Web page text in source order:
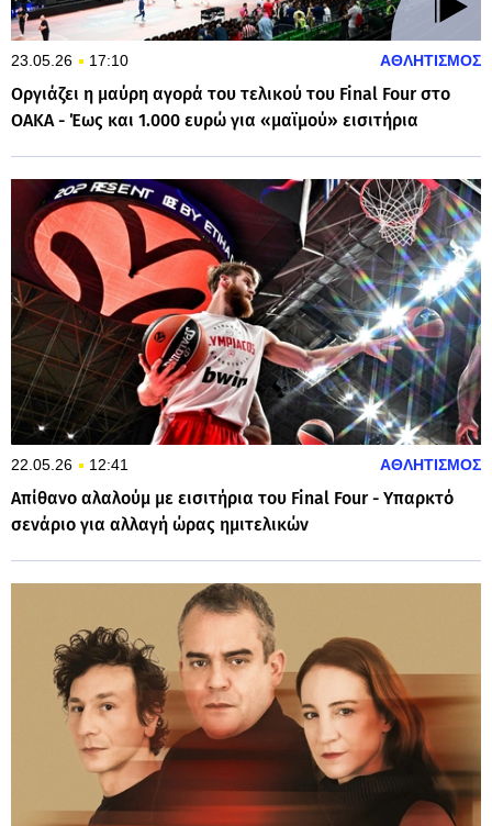
23.05.26 17:10 ΑΘΛΗΤΙΣΜΟΣ
Οργιάζει η μαύρη αγορά του τελικού του Final Four στο
ΟΑΚΑ - Έως και 1.000 ευρώ για «μαϊμού» εισιτήρια
22.05.26 12:41 ΑΘΛΗΤΙΣΜΟΣ
Απίθανο αλαλούμ με εισιτήρια του Final Four - Υπαρκτό
σενάριο για αλλαγή ώρας ημιτελικών